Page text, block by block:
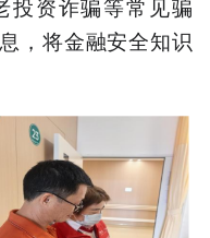
投资诈骗等常见骗
，将金融安全知识